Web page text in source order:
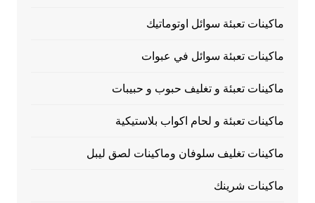
ماكينات تعبئة سوائل اوتوماتيك
ماكينات تعبئة سوائل في عبوات
ماكينات تعبئة و تغليف حبوب و حبيبات
ماكينات تعبئة و لحام اكواب بلاستيكية
ماكينات تغليف سلوفان وماكينات لصق ليبل
ماكينات شرينك